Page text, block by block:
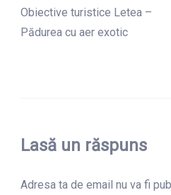
în
articole
Obiective turistice Letea –
Pădurea cu aer exotic
Lasă un răspuns
Adresa ta de email nu va fi